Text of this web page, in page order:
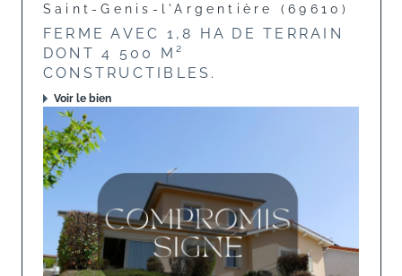
Saint-Genis-l'Argentière (69610)
FERME AVEC 1,8 HA DE TERRAIN
DONT 4 500 M²
CONSTRUCTIBLES.
Voir le bien